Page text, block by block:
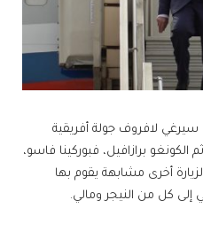
سيرغي لافروف جولة أفريقية
ثم الكونغو برازافيل، فبوركينا فاسو،
أخرى مشابهة يقوم بها
إلى كل من النيجر ومالي.